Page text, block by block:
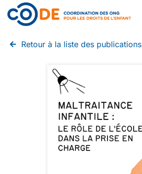
Retour à la liste des publications